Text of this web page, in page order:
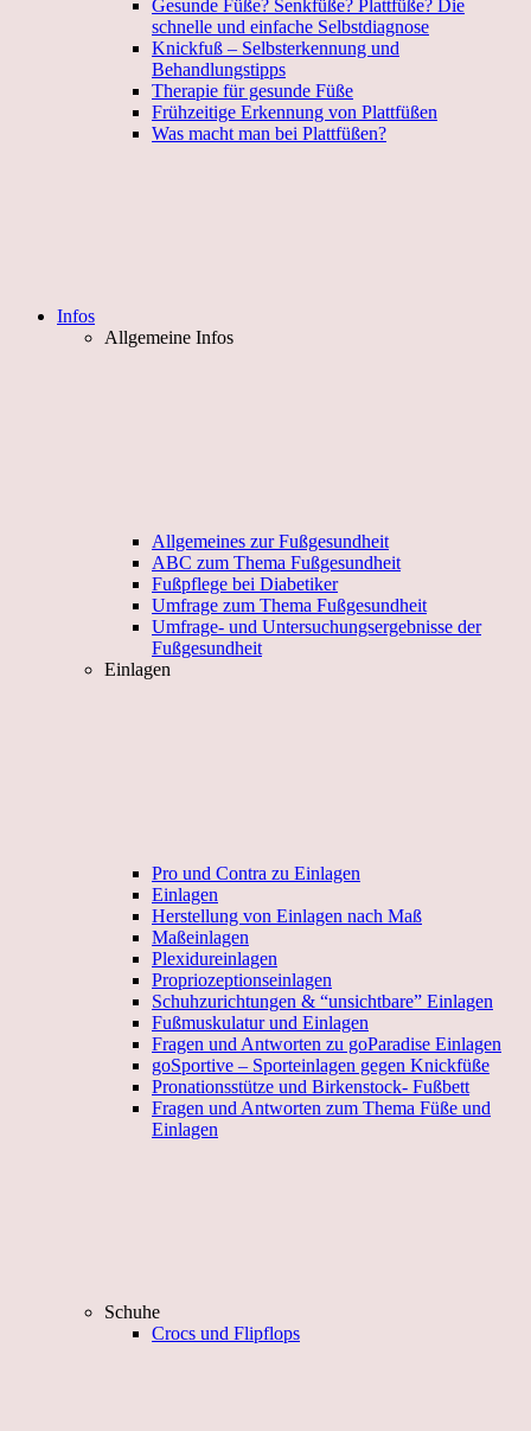
Gesunde Füße? Senkfüße? Plattfüße? Die
schnelle und einfache Selbstdiagnose
Knickfuß – Selbsterkennung und
Behandlungstipps
Therapie für gesunde Füße
Frühzeitige Erkennung von Plattfüßen
Was macht man bei Plattfüßen?
Infos
Allgemeine Infos
Allgemeines zur Fußgesundheit
ABC zum Thema Fußgesundheit
Fußpflege bei Diabetiker
Umfrage zum Thema Fußgesundheit
Umfrage- und Untersuchungsergebnisse der
Fußgesundheit
Einlagen
Pro und Contra zu Einlagen
Einlagen
Herstellung von Einlagen nach Maß
Maßeinlagen
Plexidureinlagen
Propriozeptionseinlagen
Schuhzurichtungen & “unsichtbare” Einlagen
Fußmuskulatur und Einlagen
Fragen und Antworten zu goParadise Einlagen
goSportive – Sporteinlagen gegen Knickfüße
Pronationsstütze und Birkenstock- Fußbett
Fragen und Antworten zum Thema Füße und
Einlagen
Schuhe
Crocs und Flipflops